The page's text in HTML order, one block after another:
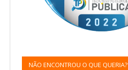
NÃO ENCONTROU O QUE QUERIA?